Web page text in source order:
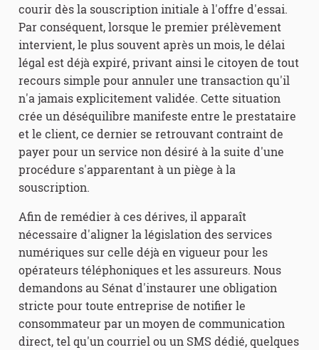
courir dès la souscription initiale à l'offre d'essai.
Par conséquent, lorsque le premier prélèvement
intervient, le plus souvent après un mois, le délai
légal est déjà expiré, privant ainsi le citoyen de tout
recours simple pour annuler une transaction qu'il
n'a jamais explicitement validée. Cette situation
crée un déséquilibre manifeste entre le prestataire
et le client, ce dernier se retrouvant contraint de
payer pour un service non désiré à la suite d'une
procédure s'apparentant à un piège à la
souscription.
Afin de remédier à ces dérives, il apparaît
nécessaire d'aligner la législation des services
numériques sur celle déjà en vigueur pour les
opérateurs téléphoniques et les assureurs. Nous
demandons au Sénat d'instaurer une obligation
stricte pour toute entreprise de notifier le
consommateur par un moyen de communication
direct, tel qu'un courriel ou un SMS dédié, quelques